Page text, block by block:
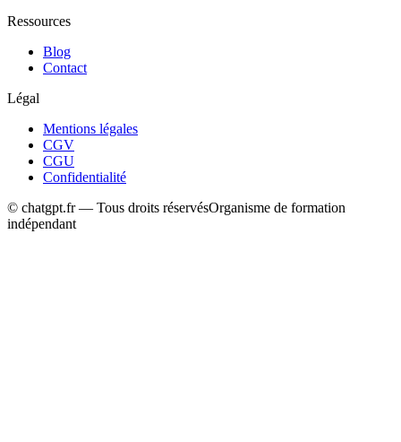
Ressources
Blog
Contact
Légal
Mentions légales
CGV
CGU
Confidentialité
© chatgpt.fr — Tous droits réservésOrganisme de formation
indépendant